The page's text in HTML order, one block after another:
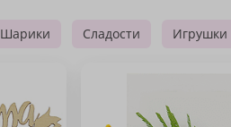
Шарики Сладости Игрушки